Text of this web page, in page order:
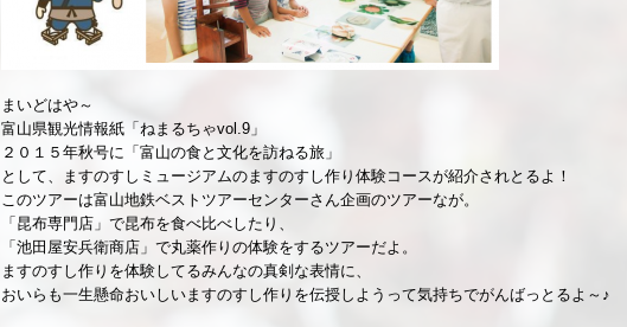
まいどはや～
富山県観光情報紙「ねまるちゃvol.9」
２０１５年秋号に「富山の食と文化を訪ねる旅」
として、ますのすしミュージアムのますのすし作り体験コースが紹介されとるよ！
このツアーは富山地鉄ベストツアーセンターさん企画のツアーなが。
「昆布専門店」で昆布を食べ比べしたり、
「池田屋安兵衛商店」で丸薬作りの体験をするツアーだよ。
ますのすし作りを体験してるみんなの真剣な表情に、
おいらも一生懸命おいしいますのすし作りを伝授しようって気持ちでがんばっとるよ～♪